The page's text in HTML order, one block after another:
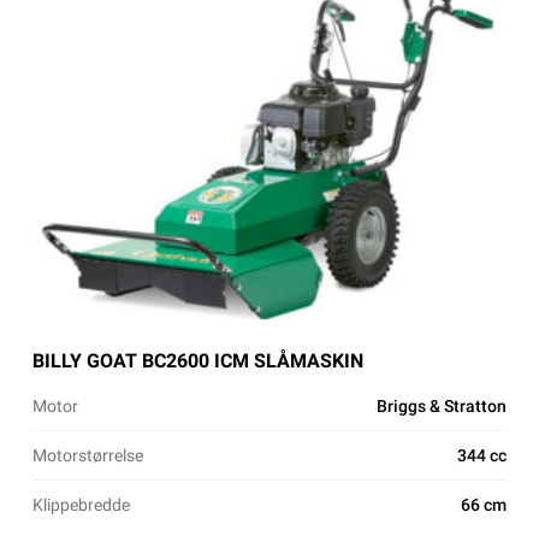
BILLY GOAT BC2600 ICM SLÅMASKIN
Motor Briggs & Stratton
Motorstørrelse 344 cc
Klippebredde 66 cm